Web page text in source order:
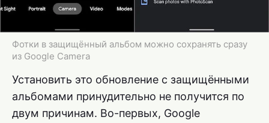
Фотки в защищённый альбом можно сохранять сразу
из Google Camera
Установить это обновление с защищёнными
альбомами принудительно не получится по
двум причинам. Во-первых, Google